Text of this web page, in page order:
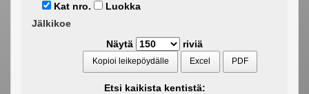
Kat nro.
Luokka
Jälkikoe
Näytä
riviä
Kopioi leikepöydälle Excel PDF
Etsi kaikista kentistä: